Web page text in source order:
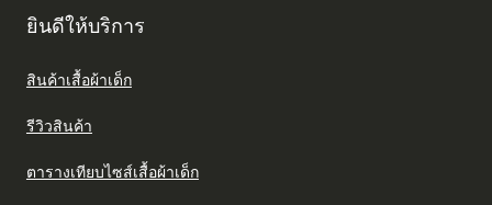
ยินดีให้บริการ
สินค้าเสื้อผ้าเด็ก
รีวิวสินค้า
ตารางเทียบไซส์เสื้อผ้าเด็ก